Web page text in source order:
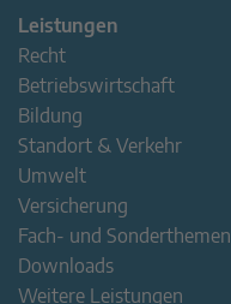
Leistungen
Recht
Betriebswirtschaft
Bildung
Standort & Verkehr
Umwelt
Versicherung
Fach- und Sonderthemen
Downloads
Weitere Leistungen